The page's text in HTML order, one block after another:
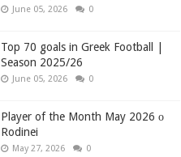
June 05, 2026 0
Top 70 goals in Greek Football |
Season 2025/26
June 05, 2026 0
Player of the Month May 2026 ο
Rodinei
May 27, 2026 0